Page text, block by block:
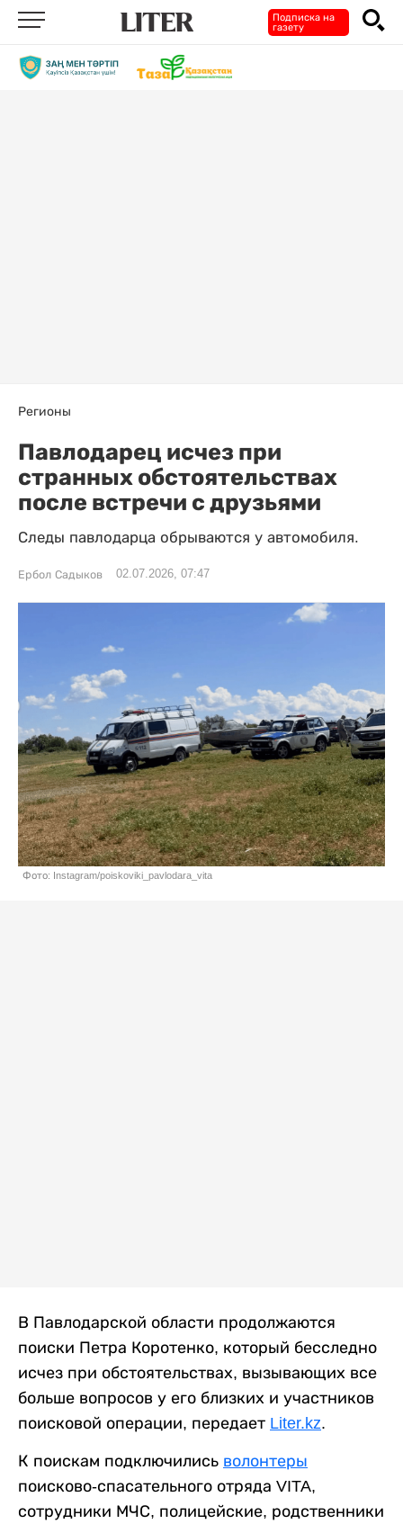
Подписка на
газету
Регионы
Павлодарец исчез при
странных обстоятельствах
после встречи с друзьями
Следы павлодарца обрываются у автомобиля.
Ербол Садыков 02.07.2026, 07:47
Фото: Instagram/poiskoviki_pavlodara_vita
В Павлодарской области продолжаются
поиски Петра Коротенко, который бесследно
исчез при обстоятельствах, вызывающих все
больше вопросов у его близких и участников
поисковой операции, передает Liter.kz.
К поискам подключились волонтеры
поисково-спасательного отряда VITA,
сотрудники МЧС, полицейские, родственники